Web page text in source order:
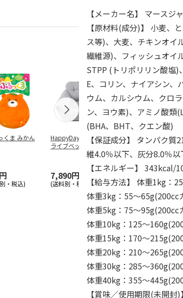
くま みかん
・税込)
HappyDays 2wayド
ライブベッド グレ
7,890円
(送料別・税込)
獣医師開発 ニオイ
をとる砂専用 猫ト
イレ ナチュラルグ
1,550円
(送料別・税込)
【メーカー名】 マースジ
【原材料(成分)】 小麦、
ス等)、大麦、チキンオイ
繊維源)、フィッシュオイ
STPP (トリポリリン酸塩)
E、コリン、ナイアシン
ウム、カルシウム、クロ
ン、ヨウ素)、アミノ酸類
(BHA、BHT、クエン酸)
【保証成分】 タンパク
維4.0％以下、灰分8.0％
【エネルギー】 343kcal/
【給与方法】 体重1kg：
体重3kg：55～65g(200cc
体重5kg：75～95g(200cc
体重10kg：125～
体重15kg：170～
体重20kg：210～
体重30kg：285～
体重40kg：355～
【賞味／使用期限(未開封